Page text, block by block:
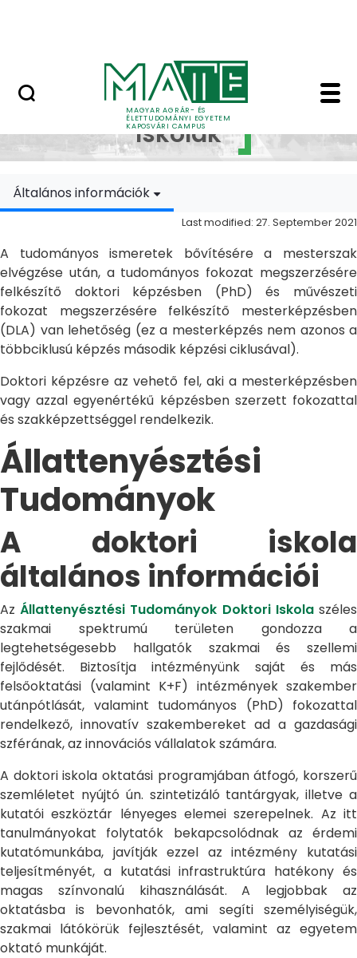
MAGYAR AGRÁR- ÉS
ÉLETTUDOMÁNYI EGYETEM
KAPOSVÁRI CAMPUS
Doktori Iskolák -
Doktori
Iskolák
Általános információk
Last modified: 27. September 2021
A tudományos ismeretek bővítésére a mesterszak
elvégzése után, a tudományos fokozat megszerzésére
felkészítő doktori képzésben (PhD) és művészeti
fokozat megszerzésére felkészítő mesterképzésben
(DLA) van lehetőség (ez a mesterképzés nem azonos a
többciklusú képzés második képzési ciklusával).
Doktori képzésre az vehető fel, aki a mesterképzésben
vagy azzal egyenértékű képzésben szerzett fokozattal
és szakképzettséggel rendelkezik.
Állattenyésztési
Tudományok
A doktori iskola
általános információi
AzÁllattenyésztési Tudományok Doktori Iskolaszéles
szakmai spektrumú területen gondozza a
legtehetségesebb hallgatók szakmai és szellemi
fejlődését. Biztosítja intézményünk saját és más
felsőoktatási (valamint K+F) intézmények szakember
utánpótlását, valamint tudományos (PhD) fokozattal
rendelkező, innovatív szakembereket ad a gazdasági
szférának, az innovációs vállalatok számára.
A doktori iskola oktatási programjában átfogó, korszerű
szemléletet nyújtó ún. szintetizáló tantárgyak, illetve a
kutatói eszköztár lényeges elemei szerepelnek. Az itt
tanulmányokat folytatók bekapcsolódnak az érdemi
kutatómunkába, javítják ezzel az intézmény kutatási
teljesítményét, a kutatási infrastruktúra hatékony és
magas színvonalú kihasználását. A legjobbak az
oktatásba is bevonhatók, ami segíti személyiségük,
szakmai látókörük fejlesztését, valamint az egyetem
oktató munkáját.